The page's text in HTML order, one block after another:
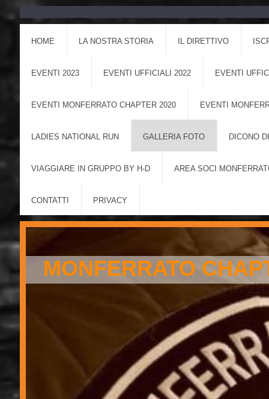
HOME LA NOSTRA STORIA IL DIRETTIVO
EVENTI 2023 EVENTI UFFICIALI 2022 EVENTI
EVENTI MONFERRATO CHAPTER 2020 EVENTI
LADIES NATIONAL RUN GALLERIA FOTO DICONO
VIAGGIARE IN GRUPPO BY H-D AREA SOCI
CONTATTI PRIVACY
MONFERRATO